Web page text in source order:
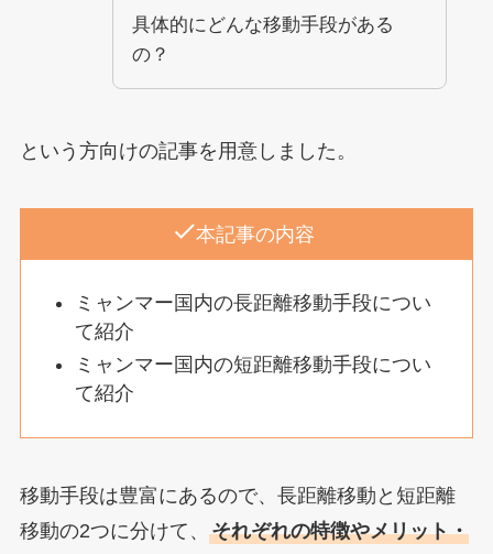
具体的にどんな移動手段がある
の？
という方向けの記事を用意しました。
本記事の内容
ミャンマー国内の長距離移動手段につい
て紹介
ミャンマー国内の短距離移動手段につい
て紹介
移動手段は豊富にあるので、長距離移動と短距離
移動の2つに分けて、 それぞれの特徴やメリット・